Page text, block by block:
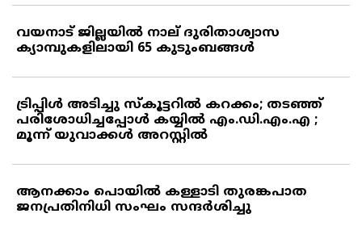
വയനാട് ജില്ലയില്‍ നാല് ദുരിതാശ്വാസ
ക്യാമ്പുകളിലായി 65 കുടുംബങ്ങള്‍
ട്രിപ്പിള്‍ അടിച്ചു സ്‌കൂട്ടറില്‍ കറക്കം; തടഞ്ഞ്
പരിശോധിച്ചപ്പോള്‍ കയ്യില്‍ എം.ഡി.എം.എ ;
മൂന്ന് യുവാക്കള്‍ അറസ്റ്റില്‍
ആനക്കാം പൊയില്‍ കള്ളാടി തുരങ്കപാത
ജനപ്രതിനിധി സംഘം സന്ദര്‍ശിച്ചു